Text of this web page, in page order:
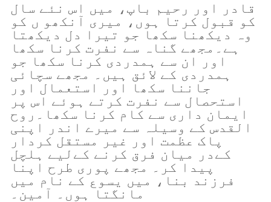
قادر اور رحیم باپ، میں اس نئے سال
کو قبول کرتا ہوں، میری آنکھو ں کو
وہ دیکھنا سکھا جو تیرا دل دیکھتا
ہے۔مجھے گناہ سے نفرت کرنا سکھا
اور ان سے ہمدردی کرنا سکھا جو
ہمدردی کے لائق ہیں۔ مجھے سچائی
جاننا سکھا اور استعمال اور
استحصال سے نفرت کرتے ہوئے اس پر
ایمان داری سے کام کرنا سکھا۔روح
القدس کے وسیلہ سے میرے اندر اپنی
پاک عظمت اور غیر مستقل کردار
کےدر میان فرق کرنے کےلیے ہلچل
پیدا کر۔ مجھے پوری طرح اپنا
فرزند بنا، میں یسوع کے نام میں
مانگتا ہوں۔ آمین۔